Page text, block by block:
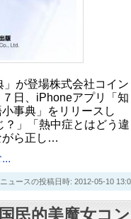
が登場株式会社コイン
日、iPhoneアプリ「知
事典」をリリースし
？」「熱中症とはどう違
がら正し…
ュースの投稿日時: 2012-05-10
民的美魔女コン